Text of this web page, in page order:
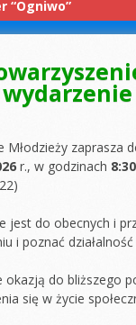
“Ogniwo”
Młodzieży zaprasza
r., w godzinach
jest do obecnych i
i poznać
do bliższego
się w życie